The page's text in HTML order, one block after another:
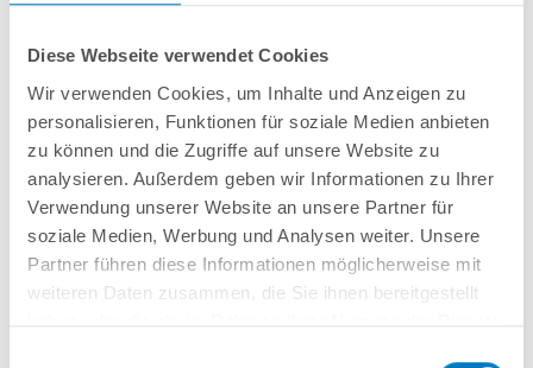
Diese Webseite verwendet Cookies
Wir verwenden Cookies, um Inhalte und Anzeigen zu
personalisieren, Funktionen für soziale Medien anbieten
zu können und die Zugriffe auf unsere Website zu
analysieren. Außerdem geben wir Informationen zu Ihrer
Verwendung unserer Website an unsere Partner für
soziale Medien, Werbung und Analysen weiter. Unsere
Partner führen diese Informationen möglicherweise mit
weiteren Daten zusammen, die Sie ihnen bereitgestellt
starker Aluminium-Wand in silbergrau/Weißaluminium + sehr passgenauer,
grauer PVC-Poolfolie 0,8 mm mitEinhängebiese+ Kombi-Spezialhandlauf
aus hochwertigem und stabilem Aluminiumsowie Bodenschienen aus
Kunststoff.